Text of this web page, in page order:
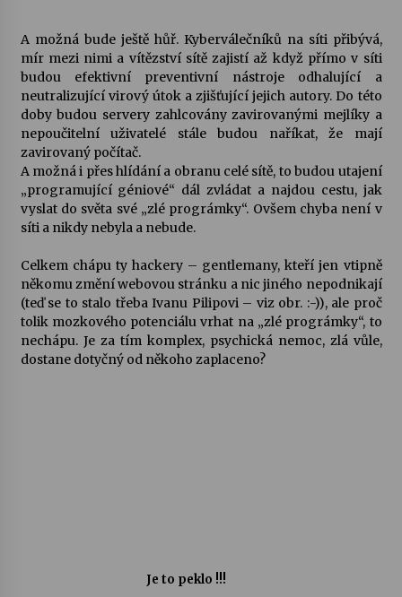
Petr Adamec – Malovaný svět
30. 6. 2026
A možná bude ještě hůř. Kyberválečníků na síti přibývá,
mír mezi nimi a vítězství sítě zajistí až když přímo v síti
budou efektivní preventivní nástroje odhalující a
neutralizující virový útok a zjišťující jejich autory. Do této
doby budou servery zahlcovány zavirovanými mejlíky a
nepoučitelní uživatelé stále budou naříkat, že mají
zavirovaný počítač.
A možná i přes hlídání a obranu celé sítě, to budou utajení
„programující géniové“ dál zvládat a najdou cestu, jak
vyslat do světa své „zlé prográmky“. Ovšem chyba není v
síti a nikdy nebyla a nebude.
Celkem chápu ty hackery – gentlemany, kteří jen vtipně
někomu změní webovou stránku a nic jiného nepodnikají
(teď se to stalo třeba Ivanu Pilipovi – viz obr. :-)), ale proč
tolik mozkového potenciálu vrhat na „zlé prográmky“, to
nechápu. Je za tím komplex, psychická nemoc, zlá vůle,
dostane dotyčný od někoho zaplaceno?
Je to peklo !!!